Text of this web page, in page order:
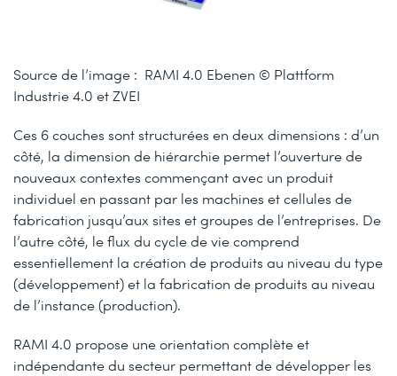
Source de l’image : RAMI 4.0 Ebenen © Plattform
Industrie 4.0 et ZVEI
Ces 6 couches sont structurées en deux dimensions : d’un
côté, la dimension de hiérarchie permet l’ouverture de
nouveaux contextes commençant avec un produit
individuel en passant par les machines et cellules de
fabrication jusqu’aux sites et groupes de l’entreprises. De
l’autre côté, le flux du cycle de vie comprend
essentiellement la création de produits au niveau du type
(développement) et la fabrication de produits au niveau
de l’instance (production).
RAMI 4.0 propose une orientation complète et
indépendante du secteur permettant de développer les